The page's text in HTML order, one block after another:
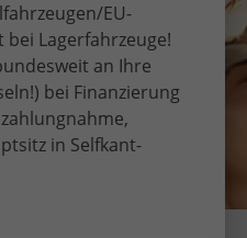
EU-
Lagerfahrzeuge!
an Ihre
bei Finanzierung
in Selfkant-